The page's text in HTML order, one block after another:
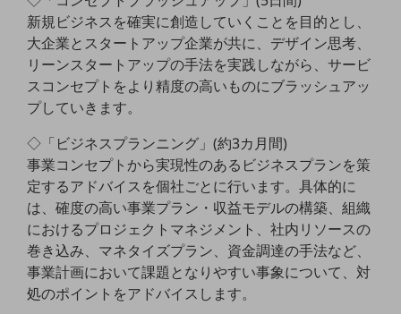
ネットワーク
モバイル・音声
バックオフィス
セキュリティ
その他のお悩みはこちら
業界から見つける
業界から見つけるTOP
製造業
小売・卸売業
新規ビジネスを確実に創造していくことを目的とし、
大企業とスタートアップ企業が共に、デザイン思考、
リーンスタートアップの手法を実践しながら、サービ
スコンセプトをより精度の高いものにブラッシュアッ
プしていきます。
◇「ビジネスプランニング」(約3カ月間)
事業コンセプトから実現性のあるビジネスプランを策
定するアドバイスを個社ごとに行います。具体的に
は、確度の高い事業プラン・収益モデルの構築、組織
におけるプロジェクトマネジメント、社内リソースの
巻き込み、マネタイズプラン、資金調達の手法など、
事業計画において課題となりやすい事象について、対
処のポイントをアドバイスします。